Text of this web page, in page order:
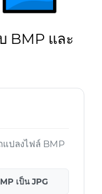
BMP และ
ปลงไฟล์ BMP
เป็น JPG